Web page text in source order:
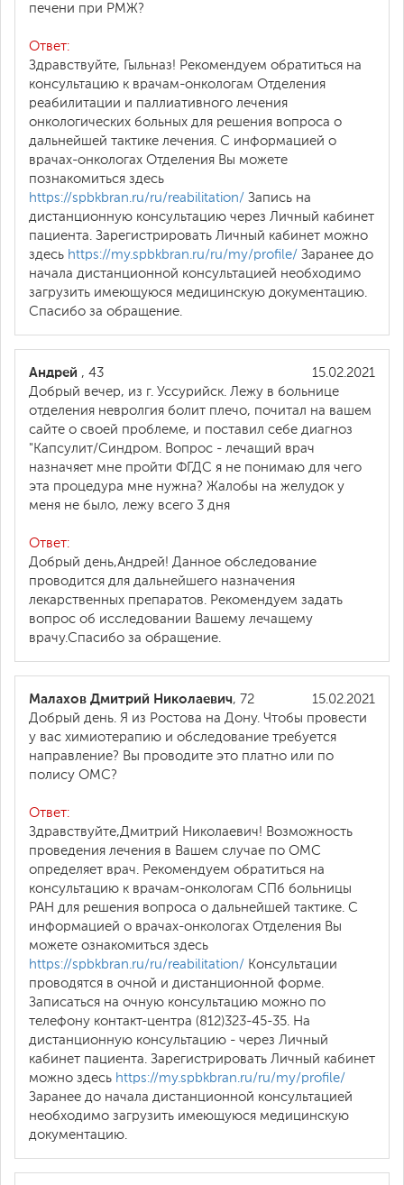
печени при РМЖ?
Ответ:
Здравствуйте, Гыльназ! Рекомендуем обратиться на
консультацию к врачам-онкологам Отделения
реабилитации и паллиативного лечения
онкологических больных для решения вопроса о
дальнейшей тактике лечения. С информацией о
врачах-онкологах Отделения Вы можете
познакомиться здесь
https://spbkbran.ru/ru/reabilitation/ Запись на
дистанционную консультацию через Личный кабинет
пациента. Зарегистрировать Личный кабинет можно
здесь https://my.spbkbran.ru/ru/my/profile/ Заранее до
начала дистанционной консультацией необходимо
загрузить имеющуюся медицинскую документацию.
Спасибо за обращение.
15.02.2021
Андрей , 43
Добрый вечер, из г. Уссурийск. Лежу в больнице
отделения невролгия болит плечо, почитал на вашем
сайте о своей проблеме, и поставил себе диагноз
"Капсулит/Синдром. Вопрос - лечащий врач
назначяет мне пройти ФГДС я не понимаю для чего
эта процедура мне нужна? Жалобы на желудок у
меня не было, лежу всего 3 дня
Ответ:
Добрый день,Андрей! Данное обследование
проводится для дальнейшего назначения
лекарственных препаратов. Рекомендуем задать
вопрос об исследовании Вашему лечащему
врачу.Спасибо за обращение.
15.02.2021
Малахов Дмитрий Николаевич, 72
Добрый день. Я из Ростова на Дону. Чтобы провести
у вас химиотерапию и обследование требуется
направление? Вы проводите это платно или по
полису ОМС?
Ответ:
Здравствуйте,Дмитрий Николаевич! Возможность
проведения лечения в Вашем случае по ОМС
определяет врач. Рекомендуем обратиться на
консультацию к врачам-онкологам СПб больницы
РАН для решения вопроса о дальнейшей тактике. С
информацией о врачах-онкологах Отделения Вы
можете ознакомиться здесь
https://spbkbran.ru/ru/reabilitation/ Консультации
проводятся в очной и дистанционной форме.
Записаться на очную консультацию можно по
телефону контакт-центра (812)323-45-35. На
дистанционную консультацию - через Личный
кабинет пациента. Зарегистрировать Личный кабинет
можно здесь https://my.spbkbran.ru/ru/my/profile/
Заранее до начала дистанционной консультацией
необходимо загрузить имеющуюся медицинскую
документацию.